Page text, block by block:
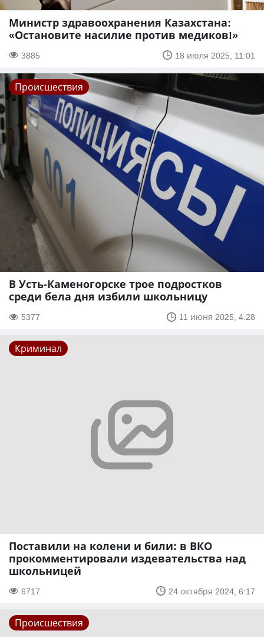
Министр здравоохранения Казахстана:
«Остановите насилие против медиков!»
3885 18 июля 2025, 11:01
Происшествия
В Усть-Каменогорске трое подростков
среди бела дня избили школьницу
5377 11 июня 2025, 4:28
Криминал
Поставили на колени и били: в ВКО
прокомментировали издевательства над
школьницей
6717 24 октября 2024, 6:17
Происшествия